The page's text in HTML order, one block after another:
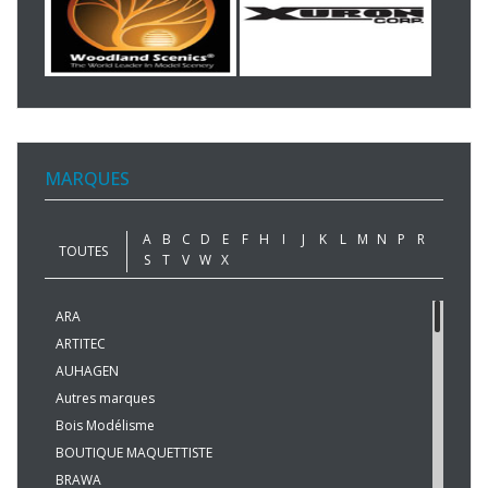
MARQUES
TOUTES
A B C D E F H I J K L M N P
R
S
T V W X
ARA
ARTITEC
AUHAGEN
Autres marques
Bois Modélisme
BOUTIQUE MAQUETTISTE
BRAWA